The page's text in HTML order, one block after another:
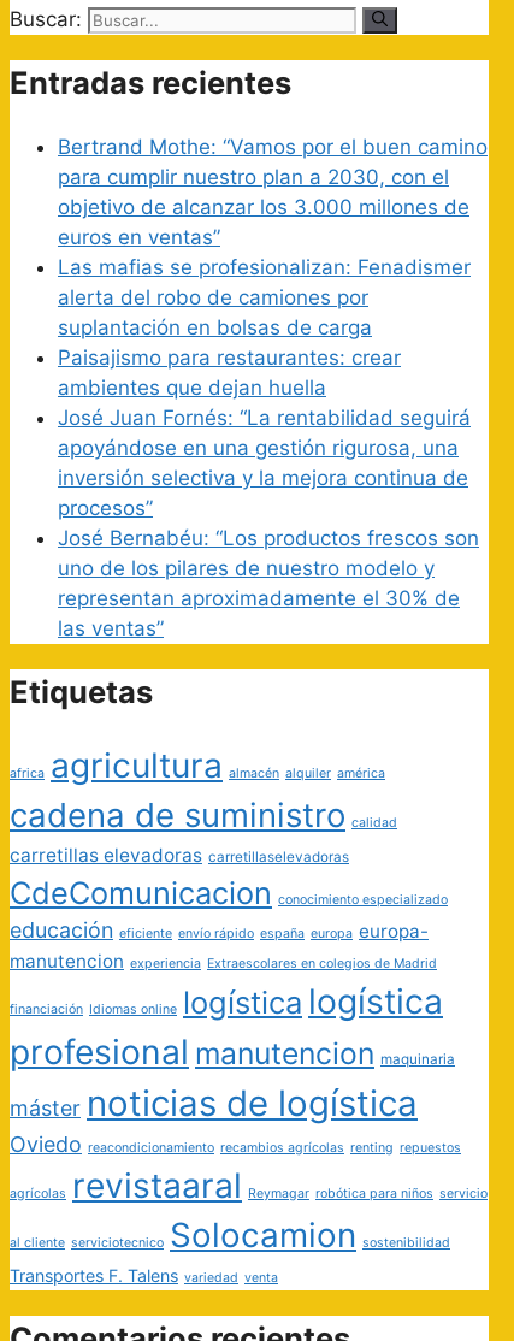
Buscar:
Entradas recientes
Bertrand Mothe: “Vamos por el buen camino
para cumplir nuestro plan a 2030, con el
objetivo de alcanzar los 3.000 millones de
euros en ventas”
Las mafias se profesionalizan: Fenadismer
alerta del robo de camiones por
suplantación en bolsas de carga
Paisajismo para restaurantes: crear
ambientes que dejan huella
José Juan Fornés: “La rentabilidad seguirá
apoyándose en una gestión rigurosa, una
inversión selectiva y la mejora continua de
procesos”
José Bernabéu: “Los productos frescos son
uno de los pilares de nuestro modelo y
representan aproximadamente el 30% de
las ventas”
Etiquetas
africa agricultura almacén alquiler américa
cadena de suministro calidad
carretillas elevadoras carretillaselevadoras
CdeComunicacion conocimiento especializado
educación eficiente envío rápido españa europa europa-
manutencion experiencia Extraescolares en colegios de Madrid
financiación Idiomas online logística logística
profesional manutencion maquinaria
máster noticias de logística
Oviedo reacondicionamiento recambios agrícolas renting repuestos
agrícolas revistaaral Reymagar robótica para niños servicio
al cliente serviciotecnico Solocamion sostenibilidad
Transportes F. Talens variedad venta